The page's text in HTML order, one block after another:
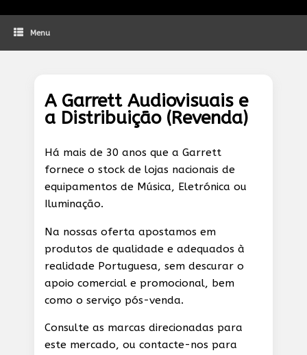
Menu
A Garrett Audiovisuais e
a Distribuição (Revenda)
Há mais de 30 anos que a Garrett
fornece o stock de lojas nacionais de
equipamentos de Música, Eletrónica ou
Iluminação.
Na nossas oferta apostamos em
produtos de qualidade e adequados à
realidade Portuguesa, sem descurar o
apoio comercial e promocional, bem
como o serviço pós-venda.
Consulte as marcas direcionadas para
este mercado, ou contacte-nos para